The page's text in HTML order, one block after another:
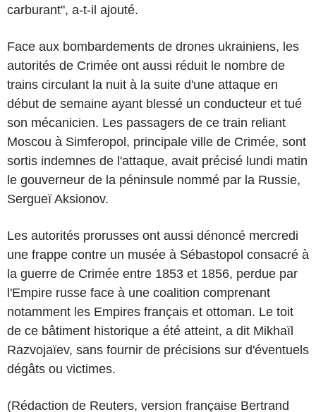
carburant", a-t-il ajouté.
Face aux bombardements de drones ukrainiens, les
autorités de Crimée ont aussi réduit le nombre de
trains circulant la nuit à la suite d'une attaque en
début de semaine ayant blessé un conducteur et tué
son mécanicien. Les passagers de ce train reliant
Moscou à Simferopol, principale ville de Crimée, sont
sortis indemnes de l'attaque, avait précisé lundi matin
le gouverneur de la péninsule nommé par la Russie,
Sergueï Aksionov.
Les autorités prorusses ont aussi dénoncé mercredi
une frappe contre un musée à Sébastopol consacré à
la guerre de Crimée entre 1853 et 1856, perdue par
l'Empire russe face à une coalition comprenant
notamment les Empires français et ottoman. Le toit
de ce bâtiment historique a été atteint, a dit Mikhaïl
Razvojaïev, sans fournir de précisions sur d'éventuels
dégâts ou victimes.
(Rédaction de Reuters, version française Bertrand